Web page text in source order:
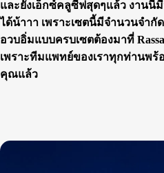
และยังเอ็กซ์คลูซีฟสุดๆแล้ว งานนี้
ได้น้าาา เพราะเซตนี้มีจำนวนจำกั
อวบอิ่มแบบครบเซตต้องมาที่
เพราะทีมแพทย์ของเราทุกท่านพร้
คุณแล้ว